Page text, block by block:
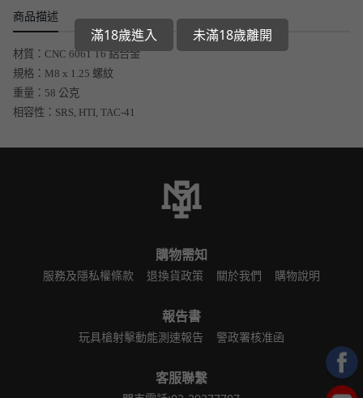
商品描述
材質：CNC 6061 T6 鋁合金
規格：M8 x 1.25 螺紋
重量：58 公克
相容性：SRS, HTI, TAC-41
購物需知
服務及隱私權條款 退換貨政策 關於我們 購物說明
報告書
玩具槍射擊動能測速報告 警政署核准函
客服聯繫
滿18歲進入 未滿18歲離開